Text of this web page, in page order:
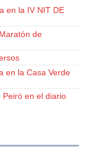
en la IV NIT DE
de
en la Casa Verde
Peiró en el diario